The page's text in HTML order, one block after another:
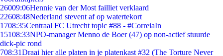
26009:06Hennie van der Most failliet verklaard
22608:48Nederland stevent af op watertekort
1708:35Centraal FC Utrecht topic #88 - #CorreiaIn
15108:33NPO-manager Menno de Boer (47) op non-actief stuurde
dick-pic rond
708:31Draai hier alle platen in je platenkast #32 (The Torture Never